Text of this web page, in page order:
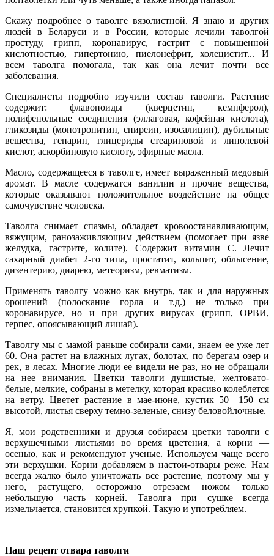
Скажу подробнее о таволге вязолистной. Я знаю и других
людей в Беларуси и в России, которые лечили таволгой
простуду, грипп, коронавирус, гастрит с повышенной
кислотностью, гипертонию, пиелонефрит, холецистит... И
всем таволга помогала, так как она лечит почти все
заболевания.
Специалисты подробно изучили состав таволги. Растение
содержит: флавоноиды (кверцетин, кемпферол),
полифенольные соединения (эллаговая, кофейная кислота),
гликозиды (монотропитин, спиреин, изосалицин), дубильные
вещества, гепарин, глицериды стеариновой и линолевой
кислот, аскорбиновую кислоту, эфирные масла.
Масло, содержащееся в таволге, имеет выраженный медовый
аромат. В масле содержатся ванилин и прочие вещества,
которые оказывают положительное воздействие на общее
самочувствие человека.
Таволга снимает спазмы, обладает кровоостанавливающим,
вяжущим, ранозаживляющим действием (помогает при язве
желудка, гастрите, колите). Содержит витамин С. Лечит
сахарный диабет 2-го типа, простатит, кольпит, облысение,
дизентерию, диарею, метеоризм, ревматизм.
Применять таволгу можно как внутрь, так и для наружных
орошений (полоскание горла и т.д.) не только при
коронавирусе, но и при других вирусах (грипп, ОРВИ,
герпес, опоясывающий лишай).
Таволгу мы с мамой раньше собирали сами, знаем ее уже лет
60. Она растет на влажных лугах, болотах, по берегам озер и
рек, в лесах. Многие люди ее видели не раз, но не обращали
на нее внимания. Цветки таволги душистые, желтовато-
белые, мелкие, собраны в метелку, которая красиво колеблется
на ветру. Цветет растение в мае-июне, кустик 50—150 см
высотой, листья сверху темно-зеленые, снизу беловойлочные.
Я, мои родственники и друзья собираем цветки таволги с
верхушечными листьями во время цветения, а корни —
осенью, как и рекомендуют ученые. Используем чаще всего
эти верхушки. Корни добавляем в настои-отвары реже. Нам
всегда жалко было уничтожать все растение, поэтому мы у
него, растущего, осторожно отрезаем ножом только
небольшую часть корней. Таволга при сушке всегда
измельчается, становится хрупкой. Такую и употребляем.
Наш рецепт отвара таволги